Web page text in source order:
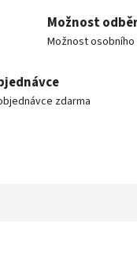
Možnost
Možnost
zdarma